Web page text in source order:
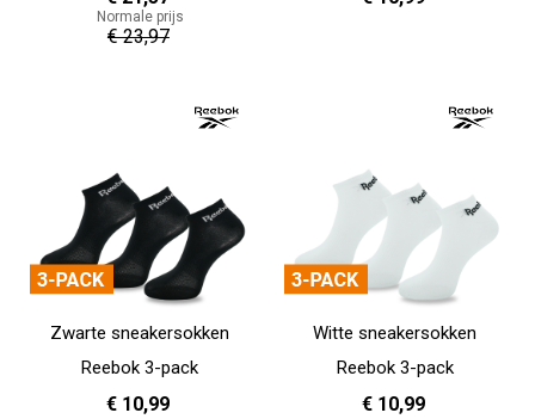
Normale prijs
€ 23,97
In Winkelwagen
Zwarte sneakersokken
Reebok 3-pack
€ 10,99
Witte sneakersokken
Reebok 3-pack
€ 10,99